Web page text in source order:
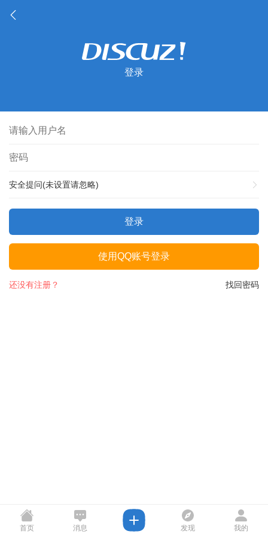
登录
安全提问(未设置请忽略)
登录
使用QQ账号登录
找回密码
还没有注册？
首页 消息 发现 我的